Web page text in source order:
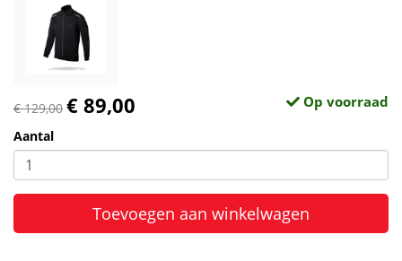
€ 129,00 € 89,00 Op voorraad
Aantal
Toevoegen aan winkelwagen